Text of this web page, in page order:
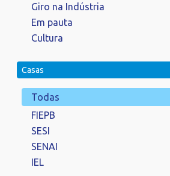
Giro na Indústria
Em pauta
Cultura
Casas
Todas
FIEPB
SESI
SENAI
IEL